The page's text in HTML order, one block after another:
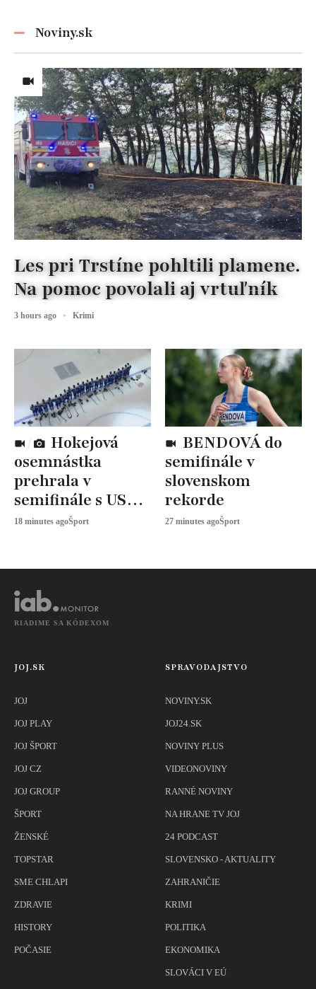
Noviny.sk
osemnástka
prehrala v
semifinále s USA,
zabojuje o BRONZ
18 minutes agoŠport
semifinále v
slovenskom
rekorde
27 minutes agoŠport
Les pri Trstíne pohltili plamene.
Na pomoc povolali aj vrtuľník
3 hours ago Krimi
RIADIME SA KÓDEXOM
JOJ.SK
JOJ
JOJ PLAY
JOJ ŠPORT
JOJ CZ
JOJ GROUP
ŠPORT
ŽENSKÉ
TOPSTAR
SME CHLAPI
ZDRAVIE
HISTORY
POČASIE
SPRAVODAJSTVO
NOVINY.SK
JOJ24.SK
NOVINY PLUS
VIDEONOVINY
RANNÉ NOVINY
NA HRANE TV JOJ
24 PODCAST
SLOVENSKO - AKTUALITY
ZAHRANIČIE
KRIMI
POLITIKA
EKONOMIKA
SLOVÁCI V EÚ